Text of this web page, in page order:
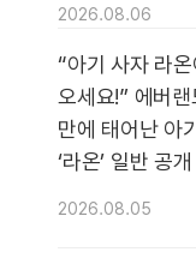
2026.08.06
“아기 사자 라온
오세요!” 에버
만에 태어난 아
‘라온’ 일반 공개
2026.08.05